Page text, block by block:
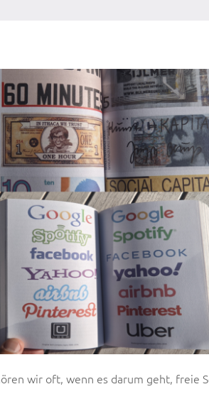
wir oft, wenn es darum geht, freie